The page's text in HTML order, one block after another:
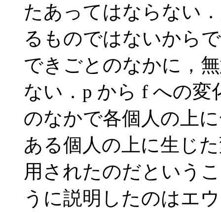
たあってはならない
るものではないから
できごとのなかに，
ない．p から f への変
のなかで各個人の上
ある個人の上に生じ
用されたのだという
うに説明したのはエ